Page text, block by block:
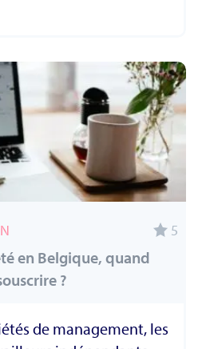
5
en Belgique, quand
?
de management, les